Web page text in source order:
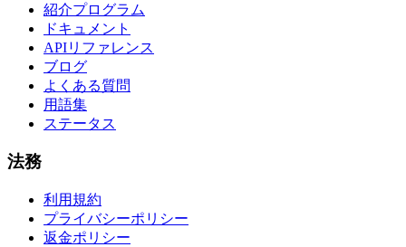
紹介プログラム
ドキュメント
APIリファレンス
ブログ
よくある質問
用語集
ステータス
法務
利用規約
プライバシーポリシー
返金ポリシー